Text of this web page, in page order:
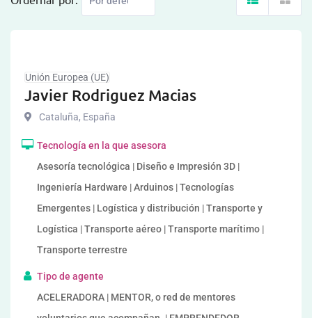
Unión Europea (UE)
Javier Rodriguez Macias
Cataluña, España
Tecnología en la que asesora
Asesoría tecnológica | Diseño e Impresión 3D |
Ingeniería Hardware | Arduinos | Tecnologías
Emergentes | Logística y distribución | Transporte y
Logística | Transporte aéreo | Transporte marítimo |
Transporte terrestre
Tipo de agente
ACELERADORA | MENTOR, o red de mentores